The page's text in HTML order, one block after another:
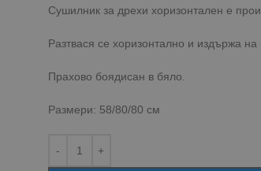
Сушилник за дрехи хоризонтален е
Разтвася се хоризонтално и издържа на
Прахово боядисан в бяло.
Размери: 58/80/80 см